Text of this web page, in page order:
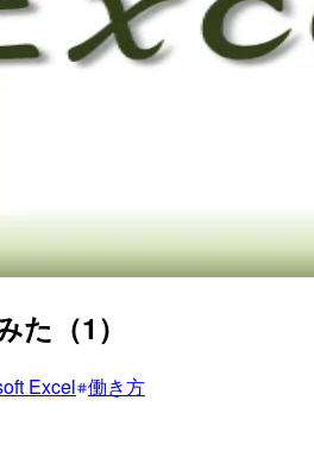
た（1）
Excel 働き方